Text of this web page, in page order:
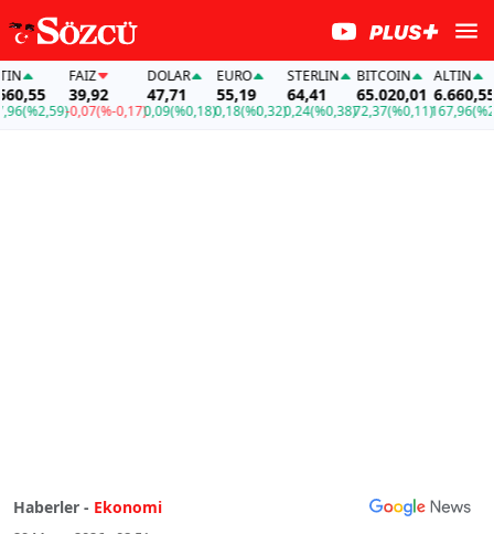
FAİZ
39,92
-0,07(%-0,17)
DOLAR
47,71
0,09(%0,18)
EURO
55,19
0,18(%0,32)
STERLIN
64,41
0,24(%0,38)
BITCOIN
65.020,01
72,37(%0,11)
ALTIN
6.660,55
167,96(%2,59)
Haberler - Ekonomi